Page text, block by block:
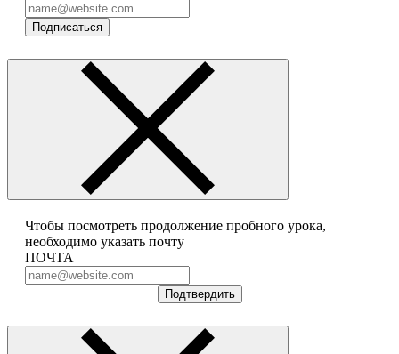
Подписаться
Чтобы посмотреть продолжение пробного урока,
необходимо указать почту
ПОЧТА
Подтвердить